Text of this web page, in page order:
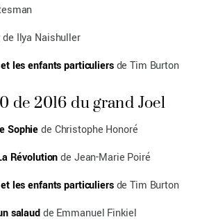
de Ilya Naishuller
les enfants particuliers de Tim Burton
de 2016 du grand Joel
Sophiede Christophe Honoré
Révolutionde Jean-Marie Poiré
les enfants particuliers de Tim Burton
salaudde Emmanuel Finkiel